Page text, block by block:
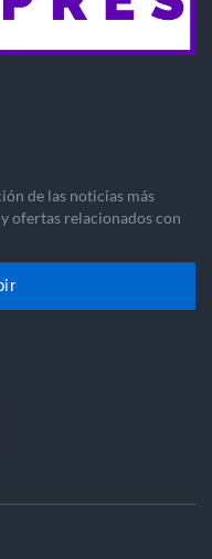
de las noticias más
ofertas relacionados con